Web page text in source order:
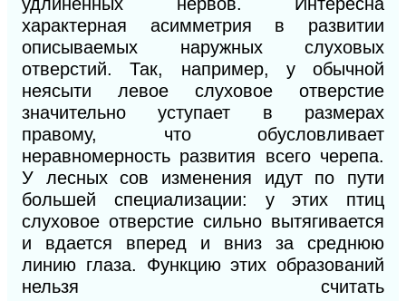
удлиненных нервов. Интересна
характерная асимметрия в развитии
описываемых наружных слуховых
отверстий. Так, например, у обычной
неясыти левое слуховое отверстие
значительно уступает в размерах
правому, что обусловливает
неравномерность развития всего черепа.
У лесных сов изменения идут по пути
большей специализации: у этих птиц
слуховое отверстие сильно вытягивается
и вдается вперед и вниз за среднюю
линию глаза. Функцию этих образований
нельзя считать